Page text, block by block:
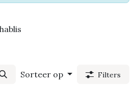
Sorteer op Filters